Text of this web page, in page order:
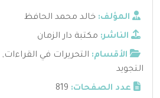
المؤلف: خالد محمد الحافظ
الناشر: مكتبة دار الزمان
الأقسام: التحريرات في القراءات,
التجويد
عدد الصفحات: 819